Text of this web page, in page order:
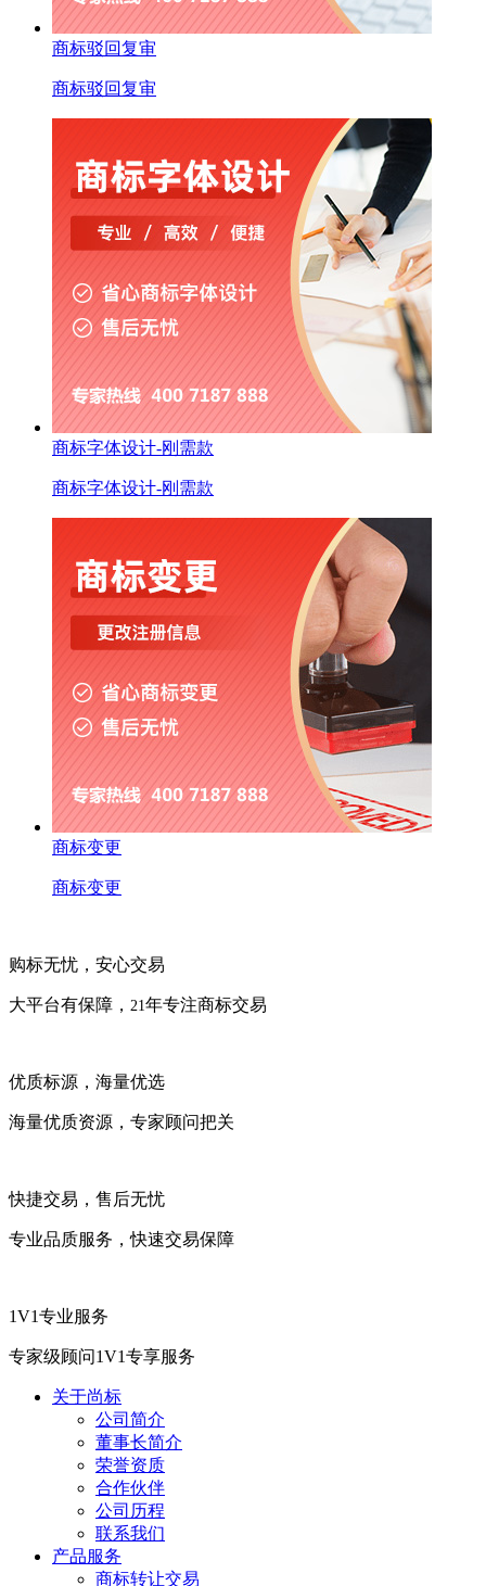
商标驳回复审
商标驳回复审
商标字体设计-刚需款
商标字体设计-刚需款
商标变更
商标变更
购标无忧，安心交易
大平台有保障， 21 年专注商标交易
优质标源，海量优选
海量优质资源，专家顾问把关
快捷交易，售后无忧
专业品质服务，快速交易保障
1V1专业服务
专家级顾问1V1专享服务
关于尚标
公司简介
董事长简介
荣誉资质
合作伙伴
公司历程
联系我们
产品服务
商标转让交易